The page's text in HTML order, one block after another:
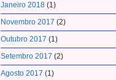
Janeiro 2018 (1)
Novembro 2017 (2)
Outubro 2017 (1)
Setembro 2017 (2)
Agosto 2017 (1)